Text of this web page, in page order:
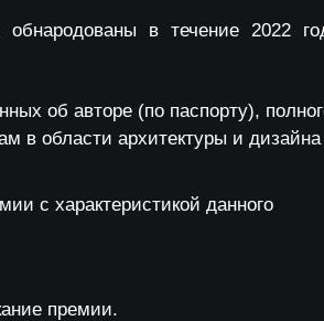
в течение 2022
об авторе (по паспорту),
в области архитектуры и
с характеристикой данного
премии.